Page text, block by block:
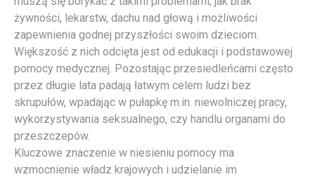
żywności, lekarstw, dachu nad głową i możliwości
zapewnienia godnej przyszłości swoim dzieciom.
Większość z nich odcięta jest od edukacji i podstawowej
pomocy medycznej. Pozostając przesiedleńcami często
przez długie lata padają łatwym celem ludzi bez
skrupułów, wpadając w pułapkę m.in. niewolniczej pracy,
wykorzystywania seksualnego, czy handlu organami do
przeszczepów.
Kluczowe znaczenie w niesieniu pomocy ma
wzmocnienie władz krajowych i udzielanie im